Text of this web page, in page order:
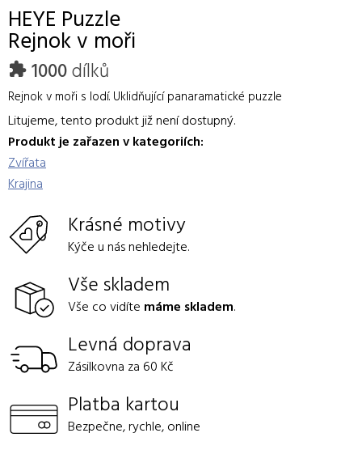
HEYE Puzzle
Rejnok v moři
1000dílků
Rejnok v moři s lodí. Uklidňující panaramatické puzzle
Litujeme, tento produkt již není dostupný.
Produkt je zařazen v kategoriích:
Zvířata
Krajina
Krásné motivy
Kýče u nás nehledejte.
Vše skladem
Vše co vidíte máme skladem.
Levná doprava
Zásilkovna za 60 Kč
Platba kartou
Bezpečne, rychle, online